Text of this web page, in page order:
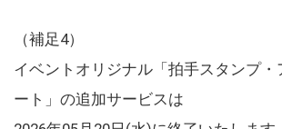
（補足4）
イベントオリジナル「拍手スタンプ・
ート」の追加サービスは